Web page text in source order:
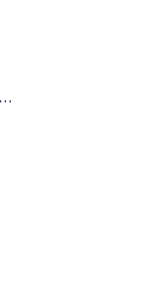
El impulsor reemplaza a JMP 9100-01/JABSCO 31500-0001 2999-0001/KASHIYAMA CON KINKI BK-0132